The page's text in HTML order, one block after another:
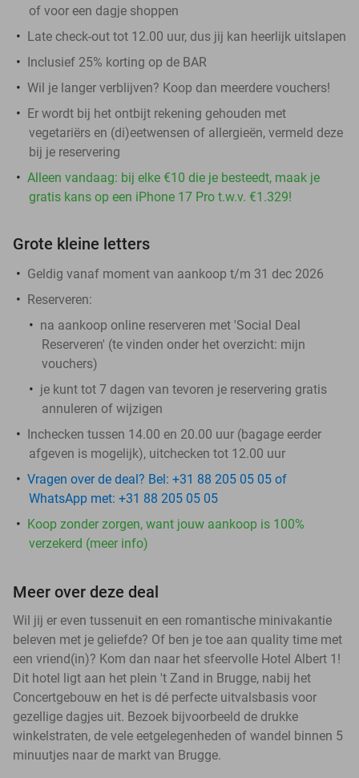
of voor een dagje shoppen
Late check-out tot 12.00 uur, dus jij kan heerlijk uitslapen
Inclusief 25% korting op de BAR
Wil je langer verblijven? Koop dan meerdere vouchers!
Er wordt bij het ontbijt rekening gehouden met
vegetariërs en (di)eetwensen of allergieën, vermeld deze
bij je reservering
Alleen vandaag: bij elke €10 die je besteedt, maak je
gratis kans op een iPhone 17 Pro t.w.v. €1.329!
Grote kleine letters
Geldig vanaf moment van aankoop t/m 31 dec 2026
Reserveren:
na aankoop online reserveren met 'Social Deal
Reserveren' (te vinden onder het overzicht: mijn
vouchers)
je kunt tot 7 dagen van tevoren je reservering gratis
annuleren of wijzigen
Inchecken tussen 14.00 en 20.00 uur (bagage eerder
afgeven is mogelijk), uitchecken tot 12.00 uur
Vragen over de deal? Bel: +31 88 205 05 05 of
WhatsApp met: +31 88 205 05 05
Koop zonder zorgen, want jouw aankoop is 100%
verzekerd (meer info)
Meer over deze deal
Wil jij er even tussenuit en een romantische minivakantie
beleven met je geliefde? Of ben je toe aan quality time met
een vriend(in)? Kom dan naar het sfeervolle Hotel Albert 1!
Dit hotel ligt aan het plein 't Zand in Brugge, nabij het
Concertgebouw en het is dé perfecte uitvalsbasis voor
gezellige dagjes uit. Bezoek bijvoorbeeld de drukke
winkelstraten, de vele eetgelegenheden of wandel binnen 5
minuutjes naar de markt van Brugge.